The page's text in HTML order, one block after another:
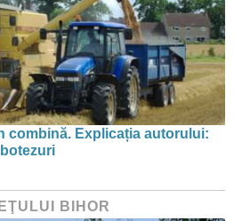
combină. Explicația autorului:
BIHOR